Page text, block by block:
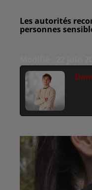
Les autorités
personnes